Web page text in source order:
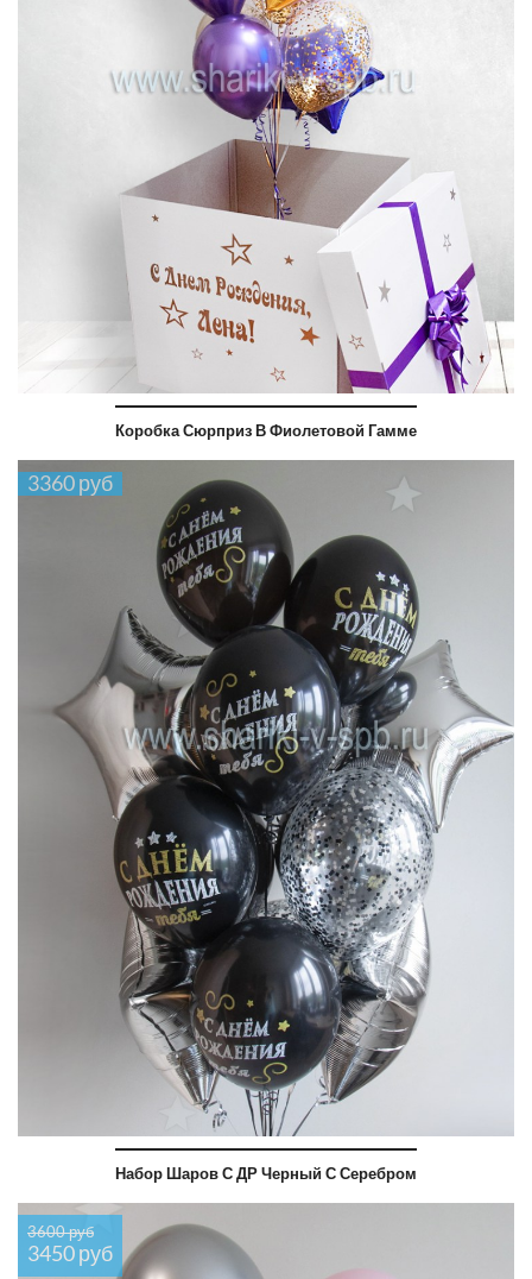
Коробка Сюрприз В Фиолетовой Гамме
3360 руб
Набор Шаров С ДР Черный С Серебром
3600 руб
3450 руб